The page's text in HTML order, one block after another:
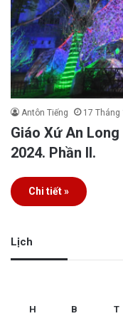
Antôn Tiếng 17 Tháng
Giáo Xứ An
2024. Phần II.
Chi tiết »
Lịch
H B T